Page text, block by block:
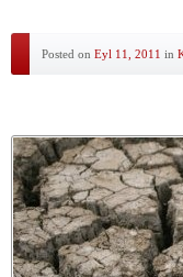
Posted on Eyl 11, 2011 in